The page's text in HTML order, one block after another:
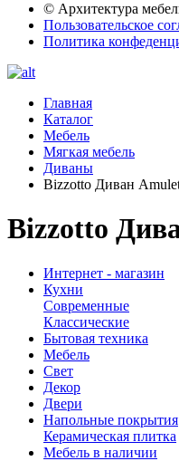
© Архитектура
Пользовательское
Политика
Главная
Каталог
Мебель
Мягкая мебель
Диваны
Bizzotto Диван
Bizzotto
Интернет - магазин
Кухни
Современные
Классические
Бытовая техника
Мебель
Свет
Декор
Двери
Напольные покрытия
Керамическая плитка
Мебель в наличии